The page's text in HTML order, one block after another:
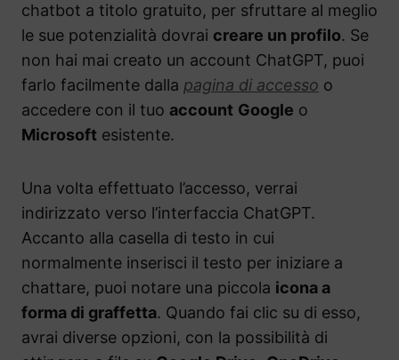
chatbot a titolo gratuito, per sfruttare al meglio
le sue potenzialità dovrai creare un profilo. Se
non hai mai creato un account ChatGPT, puoi
farlo facilmente dalla pagina di accesso o
accedere con il tuo account Google o
Microsoft esistente.
Una volta effettuato l’accesso, verrai
indirizzato verso l’interfaccia ChatGPT.
Accanto alla casella di testo in cui
normalmente inserisci il testo per iniziare a
chattare, puoi notare una piccola icona a
forma di graffetta. Quando fai clic su di esso,
avrai diverse opzioni, con la possibilità di